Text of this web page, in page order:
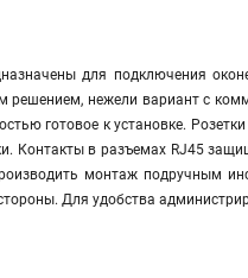
для подключения
решением, нежели вариант с
готовое к установке.
Контакты в разъемах RJ45
монтаж подручным
Для удобства